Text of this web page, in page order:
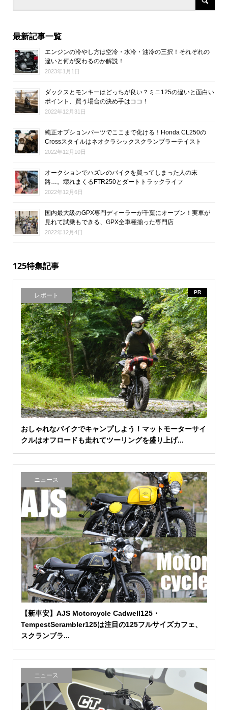
最新記事一覧
エンジンの冷やし方は空冷・水冷・油冷の三択！それぞれの
違いと何が変わるのか解説！
2023年1月1日
ダックスとモンキーはどっちが良い？ミニ125の違いと面白い
ポイント、買う場合の決め手はココ！
2022年12月31日
純正オプションパーツでここまで化ける！Honda CL250の
Crossスタイルはネオクラシックスクランブラーテイスト
2022年12月10日
オークションでハズレのバイクを買ってしまった人の末
路…。壊れまくるFTR250とダートトラックライフ
2022年12月6日
国内最大級のGPX専門ディーラーが千葉にオープン！実車が
見れて試乗もできる、GPX全車種揃った専門店
2022年12月4日
125特集記事
レポート PR
おしゃれなバイクでキャンプしよう！マットモーターサイ
クルはオフロードも走れてツーリングを盛り上げ...
ニュース
【新車安】AJS Motorcycle Cadwell125・
TempestScrambler125は注目の125フルサイズカフェ、
スクランブラ...
ニュース